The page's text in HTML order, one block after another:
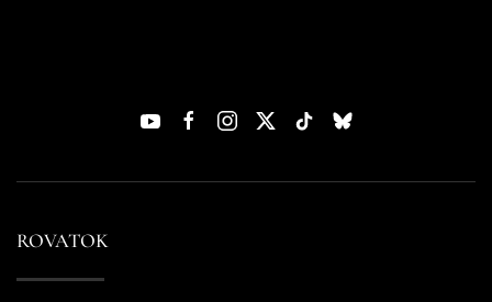
ROVATOK